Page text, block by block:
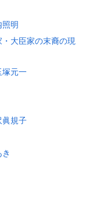
照明
大臣家の末裔の現
塚元一
眞規子